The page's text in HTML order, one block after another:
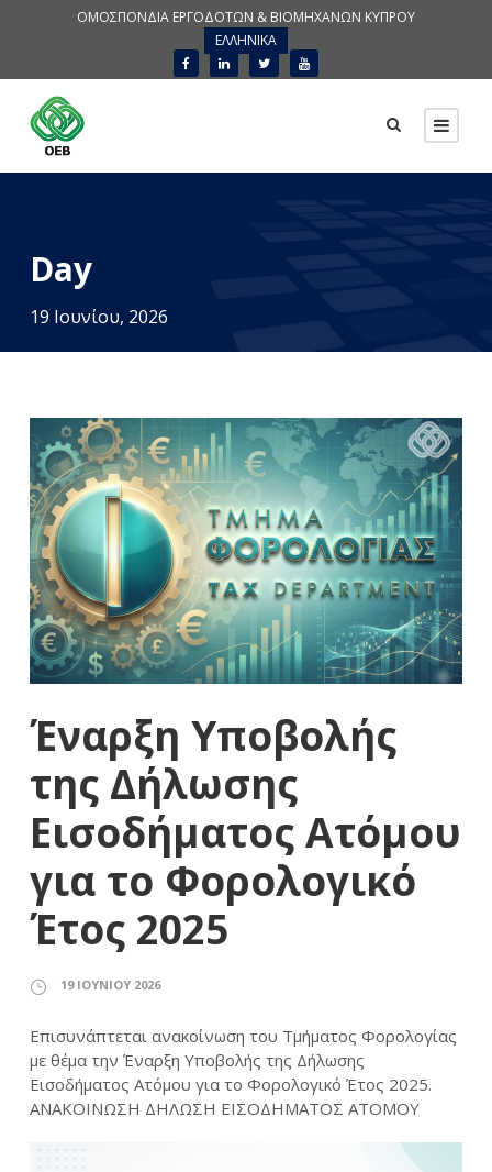
ΟΜΟΣΠΟΝΔΙΑ ΕΡΓΟΔΟΤΩΝ & ΒΙΟΜΗΧΑΝΩΝ ΚΥΠΡΟΥ
ΕΛΛΗΝΙΚΑ
Day
19 Ιουνίου, 2026
Έναρξη Υποβολής
της Δήλωσης
Εισοδήματος Ατόμου
για το Φορολογικό
Έτος 2025
19 ΙΟΥΝΊΟΥ 2026
Επισυνάπτεται ανακοίνωση του Τμήματος Φορολογίας
με θέμα την Έναρξη Υποβολής της Δήλωσης
Εισοδήματος Ατόμου για το Φορολογικό Έτος 2025.
ΑΝΑΚΟΙΝΩΣΗ ΔΗΛΩΣΗ ΕΙΣΟΔΗΜΑΤΟΣ ΑΤΟΜΟΥ